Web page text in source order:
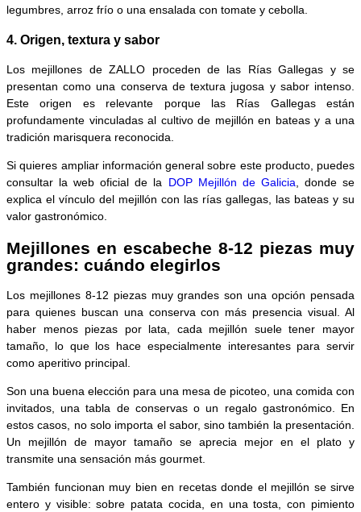
legumbres, arroz frío o una ensalada con tomate y cebolla.
4. Origen, textura y sabor
Los mejillones de ZALLO proceden de las Rías Gallegas y se
presentan como una conserva de textura jugosa y sabor intenso.
Este origen es relevante porque las Rías Gallegas están
profundamente vinculadas al cultivo de mejillón en bateas y a una
tradición marisquera reconocida.
Si quieres ampliar información general sobre este producto, puedes
consultar la web oficial de la DOP Mejillón de Galicia, donde se
explica el vínculo del mejillón con las rías gallegas, las bateas y su
valor gastronómico.
Mejillones en escabeche 8-12 piezas muy
grandes: cuándo elegirlos
Los mejillones 8-12 piezas muy grandes son una opción pensada
para quienes buscan una conserva con más presencia visual. Al
haber menos piezas por lata, cada mejillón suele tener mayor
tamaño, lo que los hace especialmente interesantes para servir
como aperitivo principal.
Son una buena elección para una mesa de picoteo, una comida con
invitados, una tabla de conservas o un regalo gastronómico. En
estos casos, no solo importa el sabor, sino también la presentación.
Un mejillón de mayor tamaño se aprecia mejor en el plato y
transmite una sensación más gourmet.
También funcionan muy bien en recetas donde el mejillón se sirve
entero y visible: sobre patata cocida, en una tosta, con pimiento